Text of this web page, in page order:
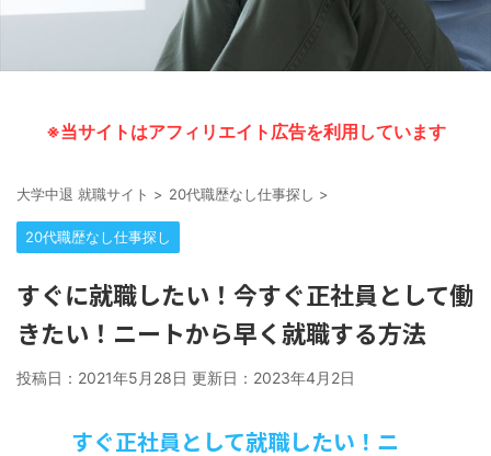
※当サイトはアフィリエイト広告を利用しています
大学中退 就職サイト > 20代職歴なし仕事探し >
20代職歴なし仕事探し
すぐに就職したい！今すぐ正社員として働
きたい！ニートから早く就職する方法
投稿日：2021年5月28日 更新日： 2023年4月2日
すぐ正社員として就職したい！ニ